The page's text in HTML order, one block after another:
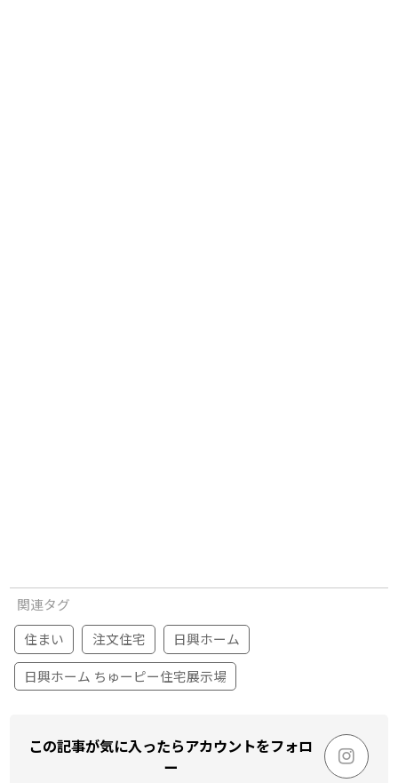
関連タグ
住まい
注文住宅
日興ホーム
日興ホーム ちゅーピー住宅展示場
この記事が気に入ったらアカウントをフォロ
ー